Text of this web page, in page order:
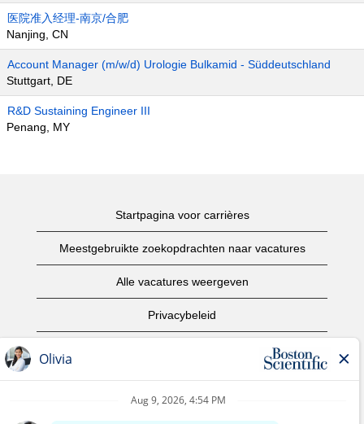
医院准入经理-南京/合肥
Nanjing, CN
Account Manager (m/w/d) Urologie Bulkamid - Süddeutschland
Stuttgart, DE
R&D Sustaining Engineer III
Penang, MY
Startpagina voor carrières
Meestgebruikte zoekopdrachten naar vacatures
Alle vacatures weergeven
Privacybeleid
Copyright informatie